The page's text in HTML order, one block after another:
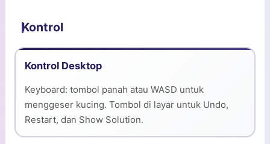
Kontrol
Kontrol Desktop
Keyboard: tombol panah atau WASD untuk
menggeser kucing. Tombol di layar untuk Undo,
Restart, dan Show Solution.